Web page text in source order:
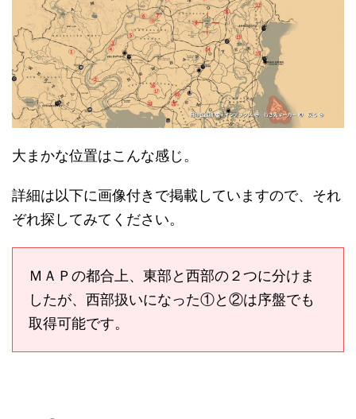
大まかな位置はこんな感じ。
詳細は以下に画像付きで掲載していますので、それ
ぞれ探してみてください。
ＭＡＰの都合上、東部と西部の２つに分けま
したが、西部扱いになった①と②は序盤でも
取得可能です。